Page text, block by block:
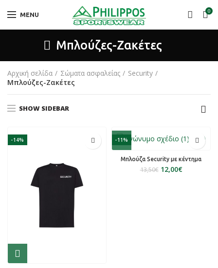
MENU 0
Μπλούζες-Ζακέτες
Αρχική σελίδα Σώματα ασφαλείας
Security
Μπλούζες-Ζακέτες
SHOW SIDEBAR
-14% -11%
Μπλούζα Security με κέντημα
13,50€ 12,00€